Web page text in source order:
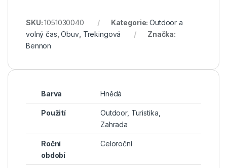
SKU:1051030040 Kategorie:Outdoor a
volný čas ,Obuv, Trekingová
Značka:
Bennon
Barva Hnědá
Použití Outdoor, Turistika
Zahrada
Roční
období
Celoroční